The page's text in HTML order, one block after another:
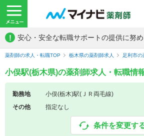
! 安心・安全な転職サポートの提供に努め
薬剤師の求人・転職TOP 栃木県の薬剤師求人 足利市の
小俣駅(栃木県)の薬剤師求人・転職情
勤務地
小俣(栃木)駅(ＪＲ両毛線)
その他
指定なし
条件を変更す